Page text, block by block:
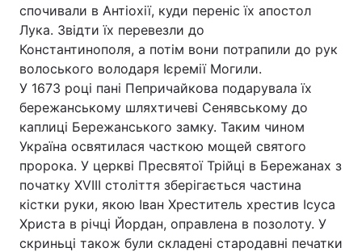
Україна Політика
Економіка Світ
Спорт Наука
Техно і зв'язок Лайт
Зброя Інциденти
Здоров'я
Цікавинки Погода
спочивали в Антіохії, куди переніс їх апостол
Лука. Звідти їх перевезли до
Константинополя, а потім вони потрапили до рук
волоського володаря Ієремії Могили.
У 1673 році пані Пепричайкова подарувала їх
бережанському шляхтичеві Сенявському до
каплиці Бережанського замку. Таким чином
Україна освятилася часткою мощей святого
пророка. У церкві Пресвятої Трійці в Бережанах з
початку XVIII століття зберігається частина
кістки руки, якою Іван Хреститель хрестив Ісуса
Христа в річці Йордан, оправлена в позолоту. У
скриньці також були складені стародавні печатки